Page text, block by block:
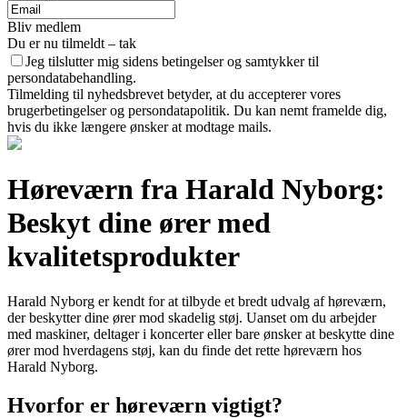
Bliv medlem
Du er nu tilmeldt – tak
Jeg tilslutter mig sidens betingelser og samtykker til
persondatabehandling.
Tilmelding til nyhedsbrevet betyder, at du accepterer vores
brugerbetingelser og persondatapolitik. Du kan nemt framelde dig,
hvis du ikke længere ønsker at modtage mails.
Høreværn fra Harald Nyborg:
Beskyt dine ører med
kvalitetsprodukter
Harald Nyborg er kendt for at tilbyde et bredt udvalg af høreværn,
der beskytter dine ører mod skadelig støj. Uanset om du arbejder
med maskiner, deltager i koncerter eller bare ønsker at beskytte dine
ører mod hverdagens støj, kan du finde det rette høreværn hos
Harald Nyborg.
Hvorfor er høreværn vigtigt?